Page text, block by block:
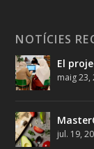
NOTÍCIES
El
maig 23,
jul. 19,